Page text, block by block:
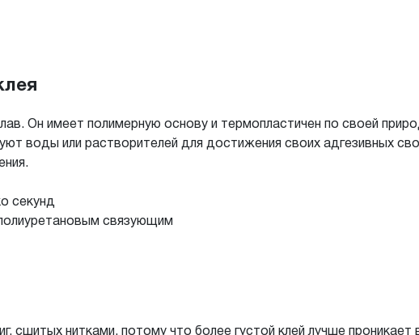
Он имеет полимерную основу и термопластичен по своей
воды или растворителей для достижения своих адгезивных
секунд
связующим
сшитых нитками, потому что более густой клей лучше